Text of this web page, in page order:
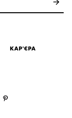
arrow_forward
КАР'ЄРА